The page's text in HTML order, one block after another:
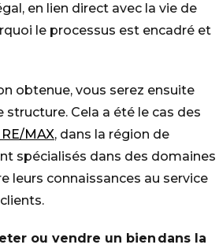
en lien direct avec la vie de
le processus est encadré et
obtenue, vous serez ensuite
Cela a été le cas des
MAX, dans la région de
spécialisés dans des domaines
leurs connaissances au service
ou vendre un bien dans la